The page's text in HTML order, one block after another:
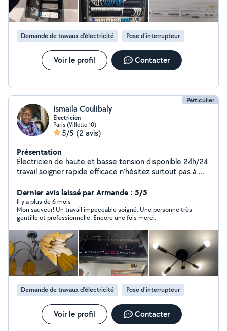
Demande de travaux d’électricité Pose d'interrupteur
Voir le profil Contacter
Particulier
Ismaila Coulibaly
Électricien
Paris (Villette 10)
5/5 (2 avis)
Présentation
Électricien de haute et basse tension disponible 24h/24
travail soigner rapide efficace n'hésitez surtout pas à me
Dernier avis laissé par Armande : 5/5
Il y a plus de 6 mois
Mon sauveur! Un travail impeccable soigné. Une personne très
gentille et professionnelle. Encore une fois merci.
Demande de travaux d’électricité Pose d'interrupteur
Voir le profil Contacter